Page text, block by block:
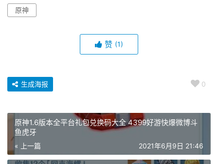
原神
赞 (1)
0
生成海报
原神1.6版本全平台礼包兑换码大全 4399好游快爆微博斗
鱼虎牙
« 上一篇 2021年6月9日 21:46